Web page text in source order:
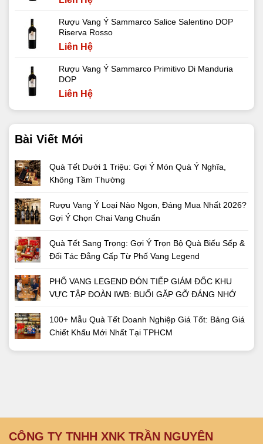
Rượu Vang Ý Sammarco Salice Salentino DOP
Riserva Rosso
Liên Hệ
Rượu Vang Ý Sammarco Primitivo Di Manduria
DOP
Liên Hệ
Bài Viết Mới
Quà Tết Dưới 1 Triệu: Gợi Ý Món Quà Ý Nghĩa,
Không Tầm Thường
Rượu Vang Ý Loại Nào Ngon, Đáng Mua Nhất 2026?
Gợi Ý Chọn Chai Vang Chuẩn
Quà Tết Sang Trọng: Gợi Ý Trọn Bộ Quà Biếu Sếp &
Đối Tác Đẳng Cấp Từ Phố Vang Legend
PHỐ VANG LEGEND ĐÓN TIẾP GIÁM ĐỐC KHU
VỰC TẬP ĐOÀN IWB: BUỔI GẶP GỠ ĐÁNG NHỚ
100+ Mẫu Quà Tết Doanh Nghiệp Giá Tốt: Bảng Giá
Chiết Khấu Mới Nhất Tại TPHCM
CÔNG TY TNHH XNK TRẦN NGUYÊN